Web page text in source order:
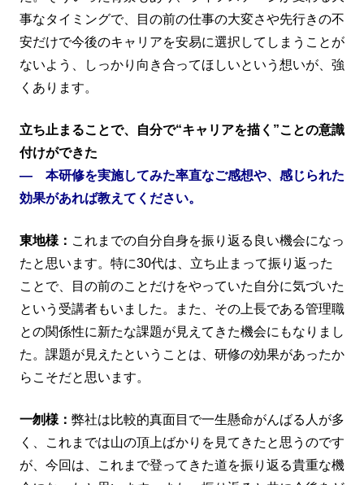
事なタイミングで、目の前の仕事の大変さや先行きの不
安だけで今後のキャリアを安易に選択してしまうことが
ないよう、しっかり向き合ってほしいという想いが、強
くあります。
立ち止まることで、自分で“キャリアを描く”ことの意識
付けができた
― 本研修を実施してみた率直なご感想や、感じられた
効果があれば教えてください。
東地様： これまでの自分自身を振り返る良い機会になっ
たと思います。特に30代は、立ち止まって振り返った
ことで、目の前のことだけをやっていた自分に気づいた
という受講者もいました。また、その上長である管理職
との関係性に新たな課題が見えてきた機会にもなりまし
た。課題が見えたということは、研修の効果があったか
らこそだと思います。
一刎様： 弊社は比較的真面目で一生懸命がんばる人が多
く、これまでは山の頂上ばかりを見てきたと思うのです
が、今回は、これまで登ってきた道を振り返る貴重な機